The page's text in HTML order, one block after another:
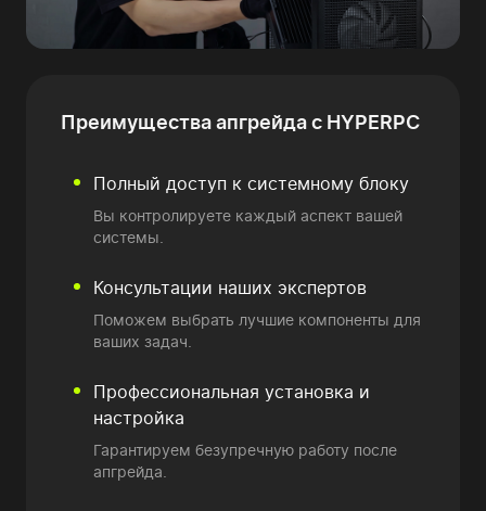
Преимуществаапгрейда с HYPERPC
Полный доступ к системному блоку
Вы контролируете каждый аспект вашей
системы.
Консультации наших экспертов
Поможем выбрать лучшие компоненты для
ваших задач.
Профессиональная установка и
настройка
Гарантируем безупречную работу после
апгрейда.